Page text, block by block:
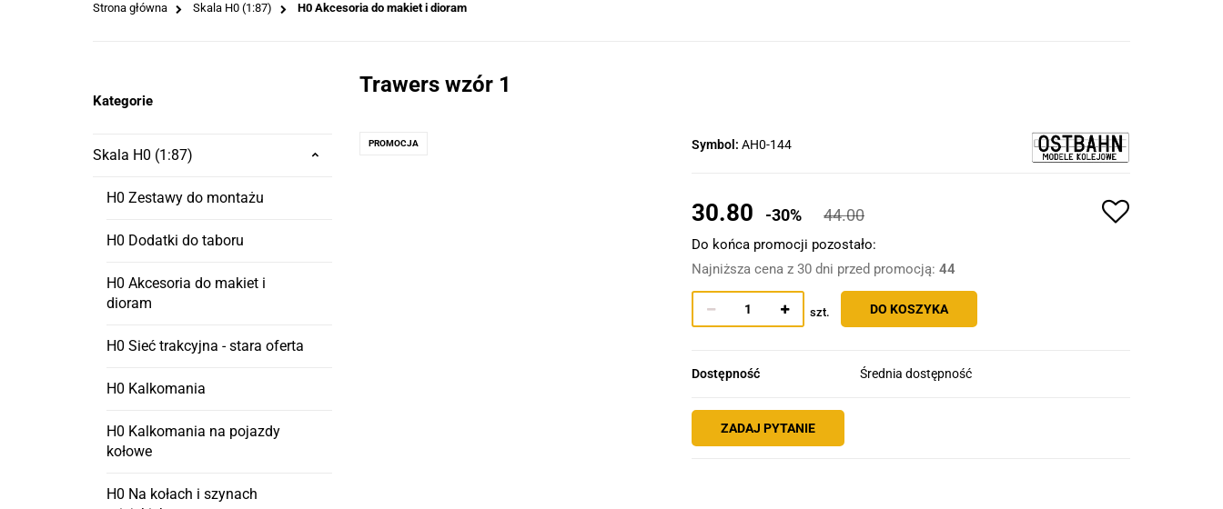
Strona główna Skala H0 (1:87) H0 Akcesoria do makiet i dioram
Kategorie
Skala H0 (1:87)
H0 Zestawy do montażu
H0 Dodatki do taboru
H0 Akcesoria do makiet i
dioram
H0 Sieć trakcyjna - stara oferta
H0 Kalkomania
H0 Kalkomania na pojazdy
kołowe
H0 Na kołach i szynach
Trawers wzór 1
PROMOCJA Symbol:AH0-144
30.80 -30% 44.00
Do końca promocji pozostało:
Najniższa cena z 30 dni przed promocją:44
szt. DO KOSZYKA
Dostępność Średnia dostępność
ZADAJ PYTANIE